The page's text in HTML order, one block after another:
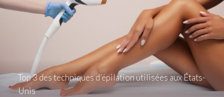
Top 3 des techniques d’épilation utilisées aux États-
Unis